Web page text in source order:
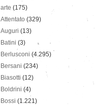
arte (175)
Attentato (329)
Auguri (13)
Batini (3)
Berlusconi (4.295)
Bersani (234)
Biasotti (12)
Boldrini (4)
Bossi (1.221)